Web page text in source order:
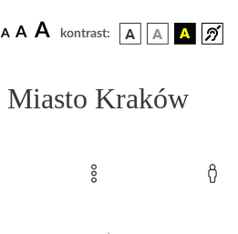
A A A kontrast:
Miasto Kraków